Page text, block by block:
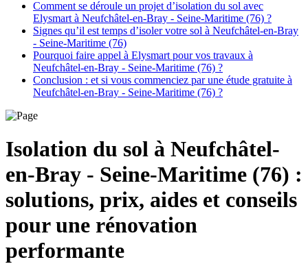
Comment se déroule un projet d’isolation du sol avec
Elysmart à Neufchâtel-en-Bray - Seine-Maritime (76) ?
Signes qu’il est temps d’isoler votre sol à Neufchâtel-en-Bray
- Seine-Maritime (76)
Pourquoi faire appel à Elysmart pour vos travaux à
Neufchâtel-en-Bray - Seine-Maritime (76) ?
Conclusion : et si vous commenciez par une étude gratuite à
Neufchâtel-en-Bray - Seine-Maritime (76) ?
Isolation du sol à Neufchâtel-
en-Bray - Seine-Maritime (76) :
solutions, prix, aides et conseils
pour une rénovation
performante